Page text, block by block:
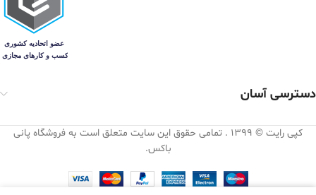
دسترسی آسان
کپی رایت © 1399 . تمامی حقوق این سایت متعلق است به فروشگاه پانی
باکس.